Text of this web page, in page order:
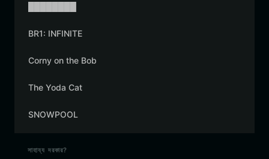
BR1: INFINITE
Corny on the Bob
The Yoda Cat
SNOWPOOL
সাহায্য দরকার?